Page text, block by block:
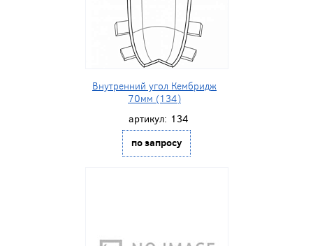
Внутренний угол Кембридж
70мм (134)
артикул: 134
по запросу